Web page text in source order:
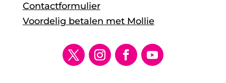
Contactformulier
Voordelig betalen met Mollie